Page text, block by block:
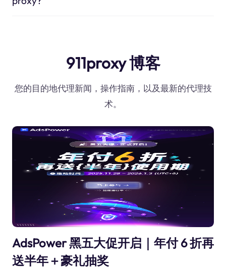
911proxy 博客
您的目的地代理新闻，操作指南，以及最新的代理技
术。
AdsPower 黑五大促开启｜年付 6 折再
送半年＋豪礼抽奖